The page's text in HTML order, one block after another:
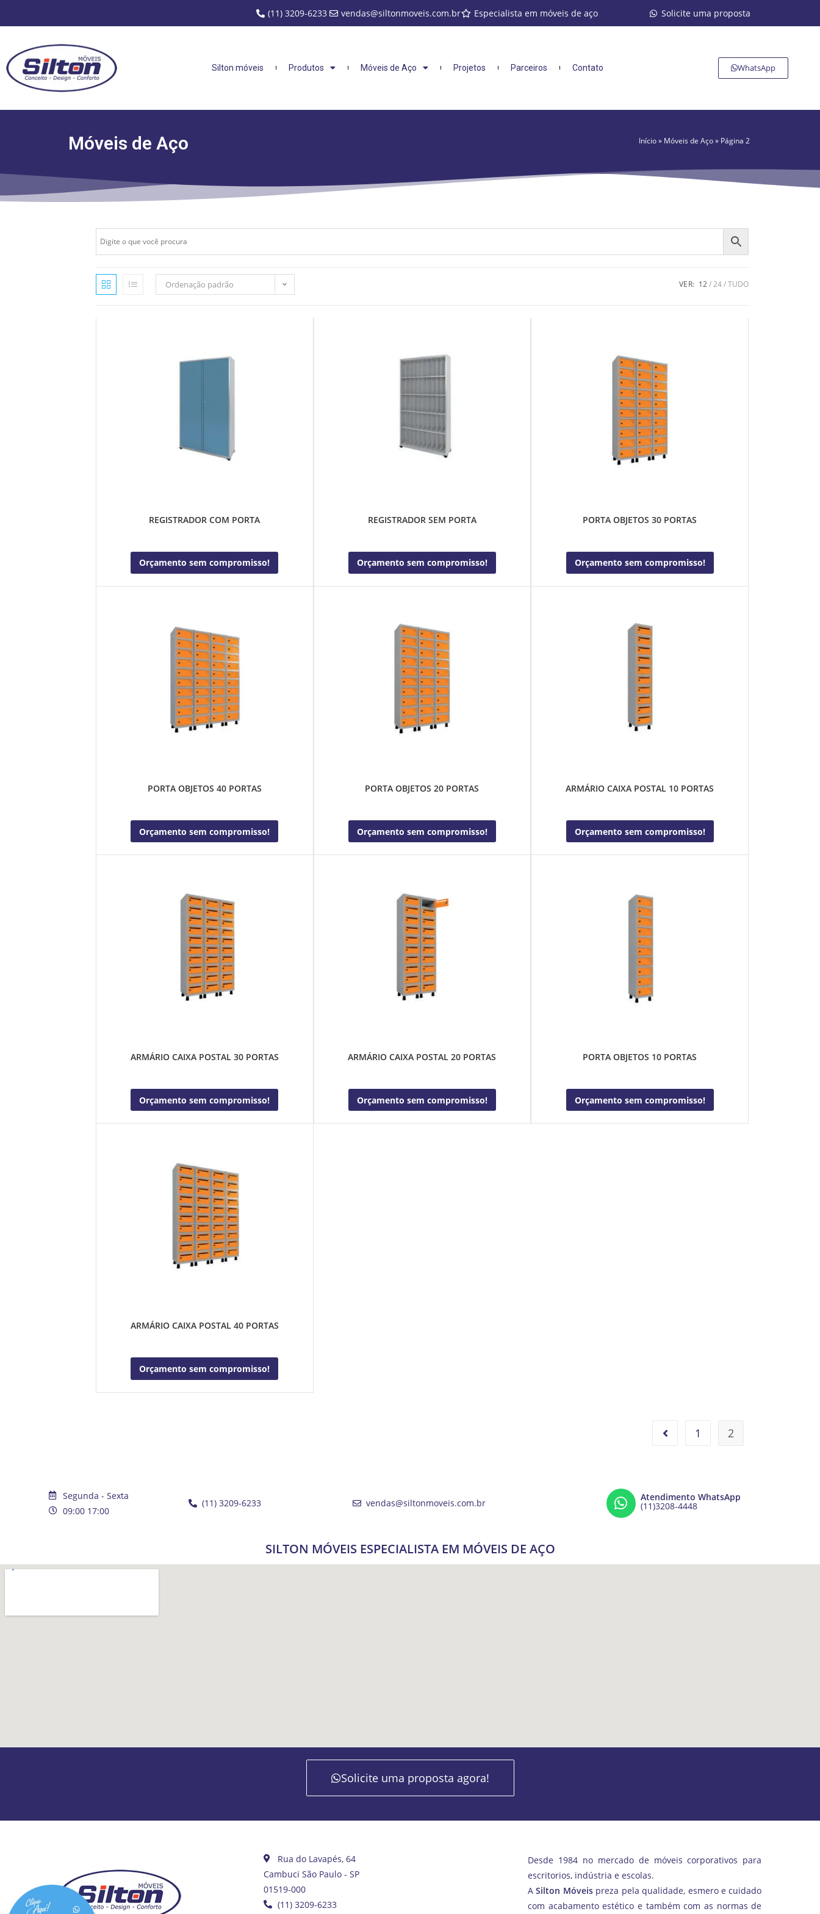
(11) 3209-6233 vendas@siltonmoveis.com.br Especialista em móveis de aço Solicite uma proposta
Silton móveis Produtos Móveis de Aço Projetos Parceiros Contato WhatsApp
Móveis de Aço Início» Móveis de Aço» Página 2
Ordenação padrão VER: 12 24 TUDO
REGISTRADOR COM PORTA
Orçamento sem compromisso!
REGISTRADOR SEM PORTA
Orçamento sem compromisso!
PORTA OBJETOS 30 PORTAS
Orçamento sem compromisso!
PORTA OBJETOS 40 PORTAS
Orçamento sem compromisso!
PORTA OBJETOS 20 PORTAS
Orçamento sem compromisso!
ARMÁRIO CAIXA POSTAL 10 PORTAS
Orçamento sem compromisso!
ARMÁRIO CAIXA POSTAL 30 PORTAS
Orçamento sem compromisso!
ARMÁRIO CAIXA POSTAL 20 PORTAS
Orçamento sem compromisso!
PORTA OBJETOS 10 PORTAS
Orçamento sem compromisso!
ARMÁRIO CAIXA POSTAL 40 PORTAS
Orçamento sem compromisso!
1 2
Segunda - Sexta
09:00 17:00
(11) 3209-6233 vendas@siltonmoveis.com.br
Atendimento WhatsApp
(11)3208-4448
SILTON MÓVEIS ESPECIALISTA EM MÓVEIS DE AÇO
Solicite uma proposta agora!
Rua do Lavapés, 64
Cambuci São Paulo - SP
01519-000
(11) 3209-6233
Desde 1984 no mercado de móveis corporativos para
escritorios, indústria e escolas.
ASilton Móveispreza pela qualidade, esmero e cuidado
com acabamento estético e também com as normas de